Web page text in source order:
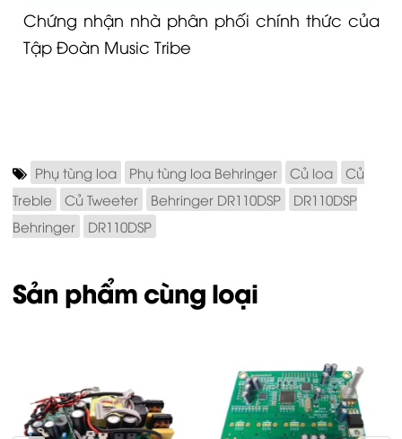
Chứng nhận nhà phân phối chính thức của
Tập Đoàn Music Tribe
Phụ tùng loa Phụ tùng loa Behringer Củ loa
Củ
Treble
Củ Tweeter Behringer DR110DSP
DR110DSP
Behringer
DR110DSP
Sản phẩm cùng loại